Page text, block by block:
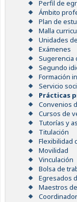
Perfil de
Ámbito
Plan de
Malla
Unidades
Exámenes
Sugerencia
Segundo
Formación
Servicio
Prácticas
Convenios
Cursos de
Tutorías y
Titulación
Flexibilidad
Movilidad
Vinculación
Bolsa de
Egresados
Maestros